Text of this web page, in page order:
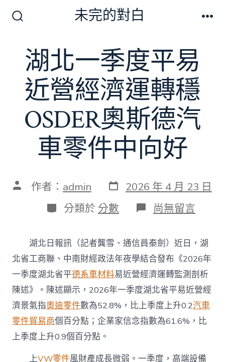
切
換
開
關
未完的對白
湖北一季度平易
近營經濟運轉穩
OSDER奧斯德汽
車零件中向好
文 作者： admin 發
表
日
期
2026 年 4 月 23 日
分
類
分類於 分數 在
〈湖
一
季
度
平
易
近
營
經
濟
運
OSDER
尚無留言
湖北日報訊（記者龔雪、通信員秦劍）近日，湖
北省工商聯、中南財經政法年夜學結合發布《2026年
一季度湖北省平德系車材料易近營經濟運轉監測剖析
陳述》。陳述顯示，2026年一季度湖北省平易近營經
濟景氣指奧迪零件數為52.8%，比上季度上升0.2汽車
零件貿易商個百分點；企業家信念指數為61.6%，比
上季度上升0.9個百分點。
上VW零件風財產成長微弱。一季度，高端設備